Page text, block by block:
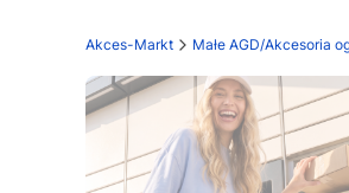
Akces-Markt Małe AGD/Akcesoria